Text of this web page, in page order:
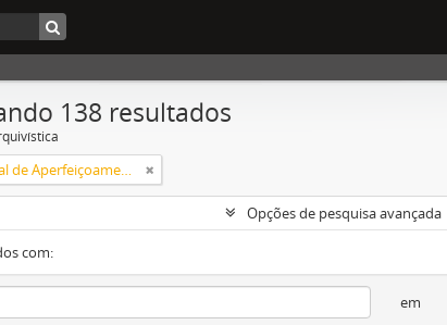
138 resultados
Campanha Nacional de Aperfeiçoamento de Pessoal de Nível Superior (CAPES)
Opções de pesquisa avançada
com:
em